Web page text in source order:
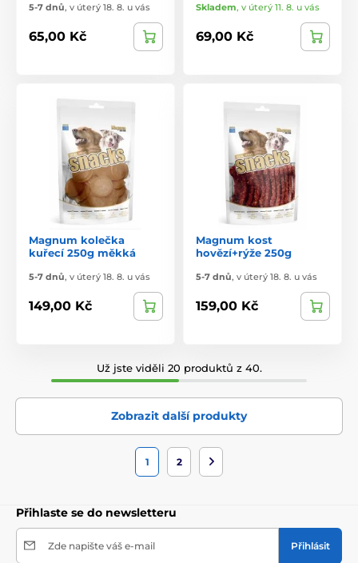
5-7 dnů, v úterý 18. 8. u vás
65,00 Kč
Skladem, v úterý 11. 8. u vás
69,00 Kč
Magnum kolečka
kuřecí 250g měkká
5-7 dnů, v úterý 18. 8. u vás
149,00 Kč
Magnum kost
hovězí+rýže 250g
5-7 dnů, v úterý 18. 8. u vás
159,00 Kč
Už jste viděli 20 produktů z 40.
Zobrazit další produkty
1 2
Přihlaste se do newsletteru
Zde napište váš e-mail Přihlásit